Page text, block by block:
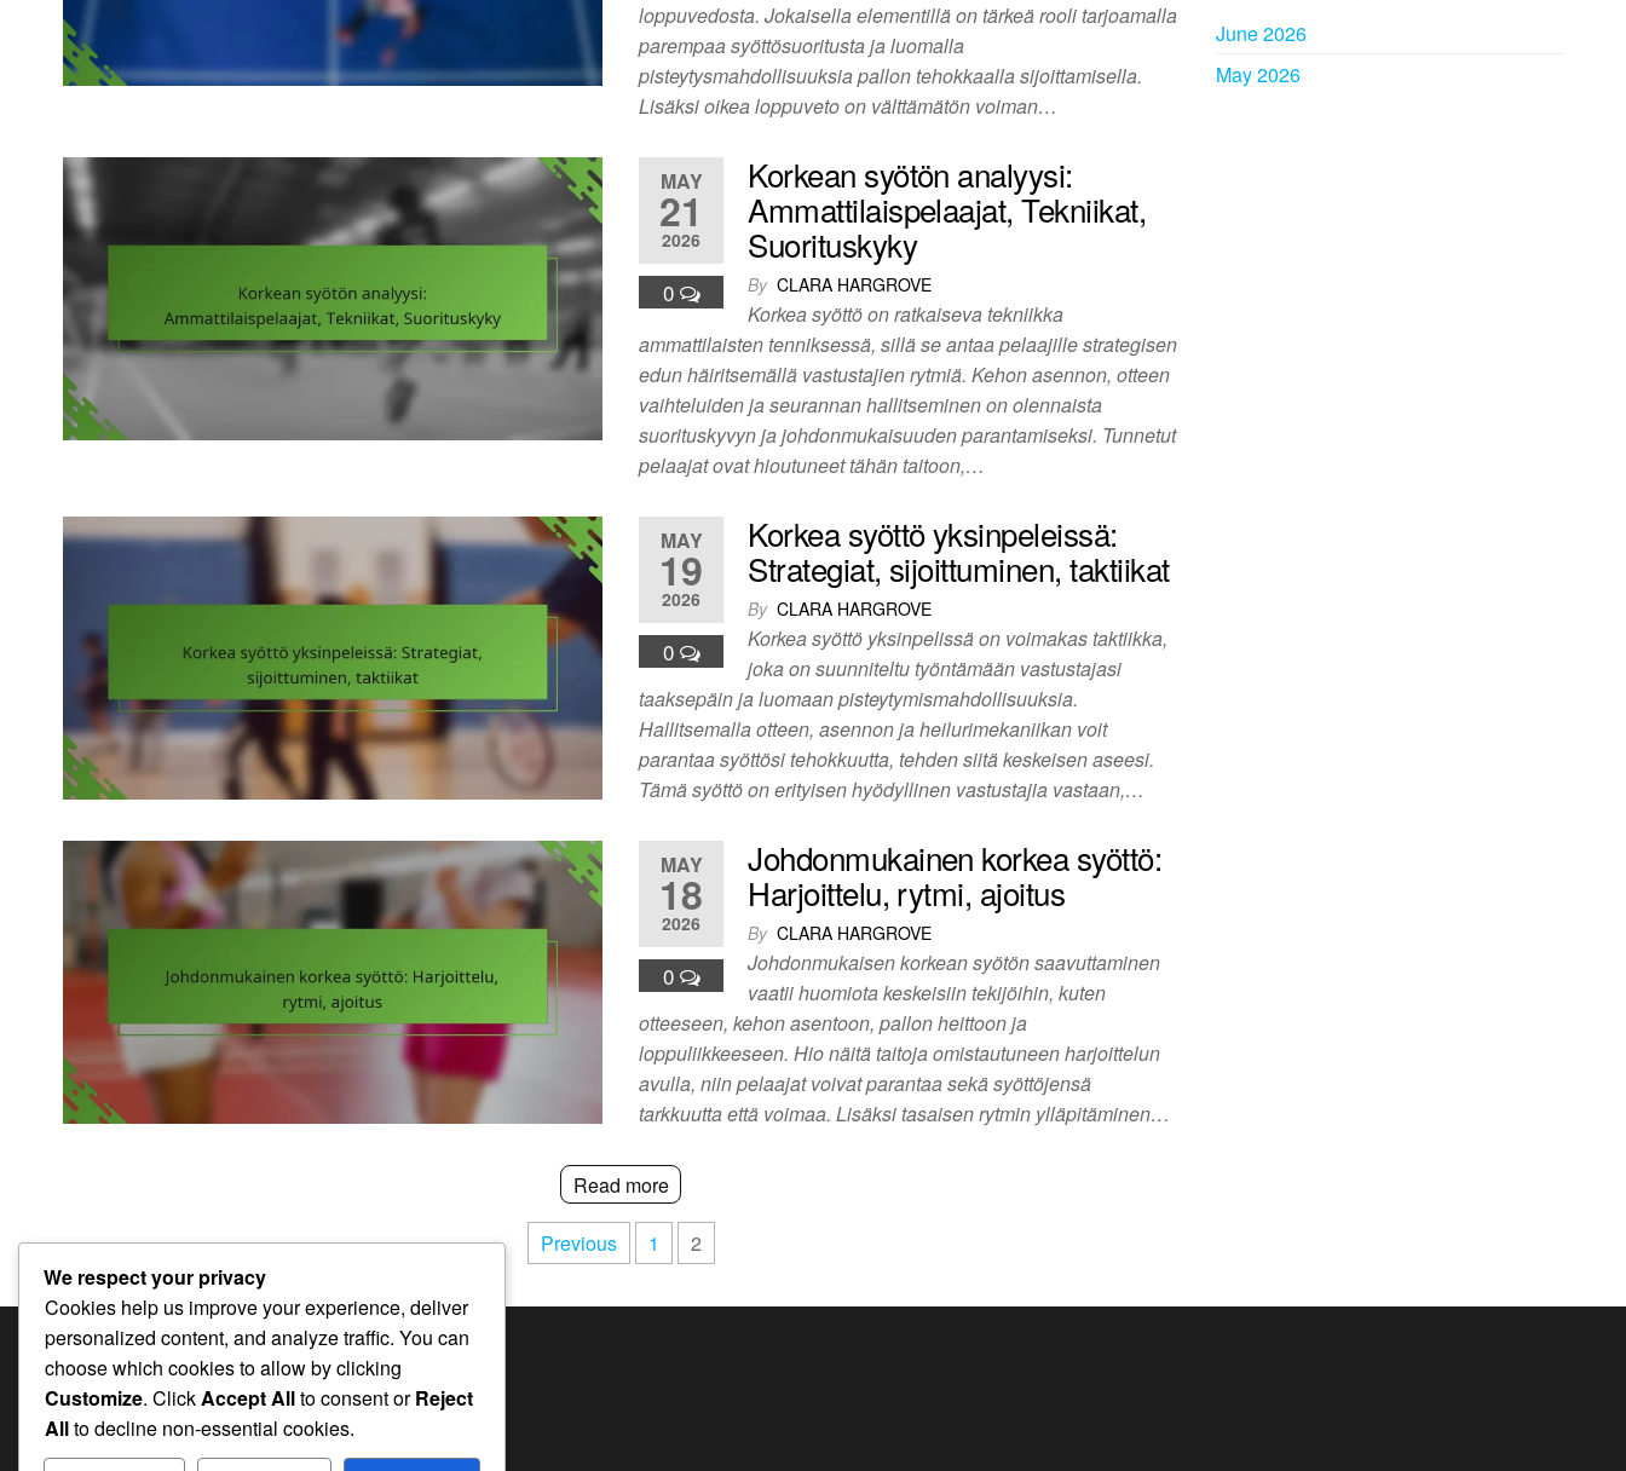
loppuvedosta. Jokaisella elementillä on tärkeä rooli tarjoamalla
parempaa syöttösuoritusta ja luomalla
pisteytysmahdollisuuksia pallon tehokkaalla sijoittamisella.
Lisäksi oikea loppuveto on välttämätön voiman…
MAY
21
2026
0
Korkean syötön analyysi:
Ammattilaispelaajat, Tekniikat,
Suorituskyky
By CLARA HARGROVE
Korkea syöttö on ratkaiseva tekniikka
ammattilaisten tenniksessä, sillä se antaa pelaajille strategisen
edun häiritsemällä vastustajien rytmiä. Kehon asennon, otteen
vaihteluiden ja seurannan hallitseminen on olennaista
suorituskyvyn ja johdonmukaisuuden parantamiseksi. Tunnetut
pelaajat ovat hioutuneet tähän taitoon,…
MAY
19
2026
0
Korkea syöttö yksinpeleissä:
Strategiat, sijoittuminen, taktiikat
By CLARA HARGROVE
Korkea syöttö yksinpelissä on voimakas taktiikka,
joka on suunniteltu työntämään vastustajasi
taaksepäin ja luomaan pisteytymismahdollisuuksia.
Hallitsemalla otteen, asennon ja heilurimekaniikan voit
parantaa syöttösi tehokkuutta, tehden siitä keskeisen aseesi.
Tämä syöttö on erityisen hyödyllinen vastustajia vastaan,…
MAY
18
2026
0
Johdonmukainen korkea syöttö:
Harjoittelu, rytmi, ajoitus
By CLARA HARGROVE
Johdonmukaisen korkean syötön saavuttaminen
vaatii huomiota keskeisiin tekijöihin, kuten
otteeseen, kehon asentoon, pallon heittoon ja
loppuliikkeeseen. Hio näitä taitoja omistautuneen harjoittelun
avulla, niin pelaajat voivat parantaa sekä syöttöjensä
tarkkuutta että voimaa. Lisäksi tasaisen rytmin ylläpitäminen…
Read more
Posts
pagination
Previous 1 2
June 2026
May 2026
KATEGORIAT
Flick-palvelutekniikat
Korkean syötön tekniikat
We respect your privacy
Cookies help us improve your experience, deliver
personalized content, and analyze traffic. You can
choose which cookies to allow by clicking
Customize. ClickAccept Allto consent orReject
Allto decline non-essential cookies.